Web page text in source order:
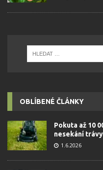
OBLÍBENÉ ČLÁNKY
Pokuta až 10
nesekání
1.6.2026